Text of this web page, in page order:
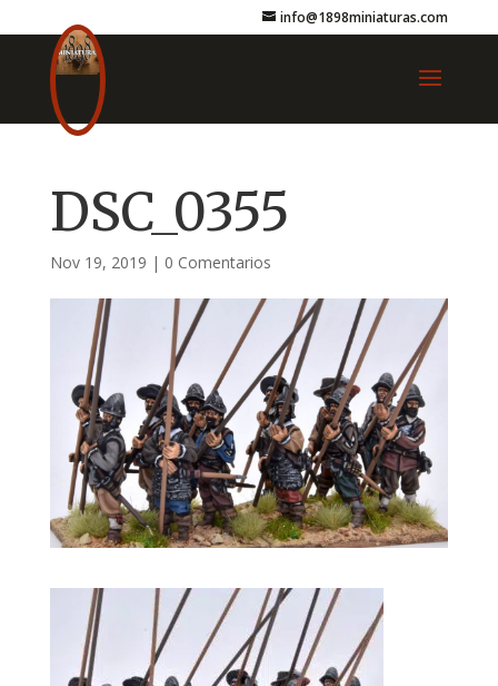
info@1898miniaturas.com
DSC_0355
Nov 19, 2019 | 0 Comentarios